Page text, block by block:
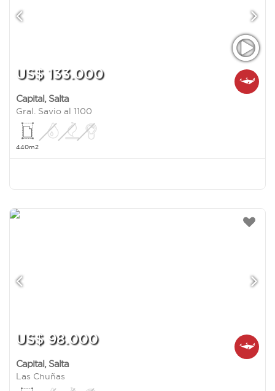
US$ 133.000
Capital, Salta
Gral. Savio al 1100
440m2
US$ 98.000
Capital, Salta
Las Chuñas